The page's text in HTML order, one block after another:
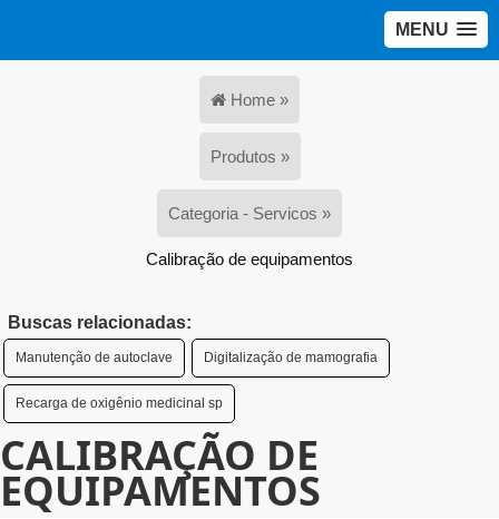
MENU
Home »
Produtos »
Categoria - Servicos »
Calibração de equipamentos
Buscas relacionadas:
Manutenção de autoclave Digitalização de mamografia
Recarga de oxigênio medicinal sp
CALIBRAÇÃO DE
EQUIPAMENTOS